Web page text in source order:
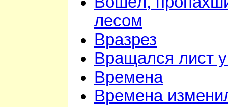
лесом
Вразрез
Вращался лист
Времена
Времена